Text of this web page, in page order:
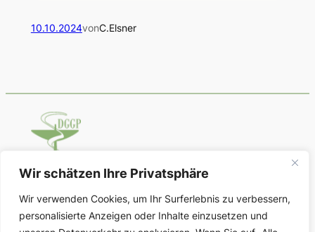
Wir schätzen Ihre Privatsphäre
Wir verwenden Cookies, um Ihr Surferlebnis zu verbessern,
personalisierte Anzeigen oder Inhalte einzusetzen und
10.10.2024vonC.Elsner
Deutsche Gesellschaft für Geschichte
der Pharmazie